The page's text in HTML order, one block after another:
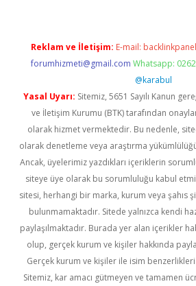
Reklam ve İletişim: E-mail:
forumhizmeti@gmail.com Whatsapp:
@karabul
Yasal Uyarı: Sitemiz, 5651 Sayılı Kanun
ve İletişim Kurumu (BTK) tarafından
olarak hizmet vermektedir. Bu nedenle,
olarak denetleme veya araştırma
Ancak, üyelerimiz yazdıkları içeriklerin
siteye üye olarak bu sorumluluğu kabul
sitesi, herhangi bir marka, kurum veya şahıs
bulunmamaktadır. Sitede yalnızca kendi
paylaşılmaktadır. Burada yer alan içerikler
olup, gerçek kurum ve kişiler hakkında
Gerçek kurum ve kişiler ile isim
Sitemiz, kar amacı gütmeyen ve tamamen